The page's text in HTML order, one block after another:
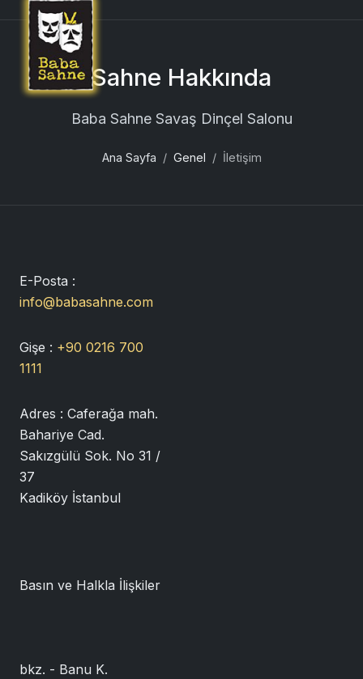
Sahne Hakkında
Baba Sahne Savaş Dinçel Salonu
Ana Sayfa Genel İletişim
E-Posta :
info@babasahne.com
Gişe : +90 0216 700
1111
Adres : Caferağa mah.
Bahariye Cad.
Sakızgülü Sok. No 31 /
37
Kadiköy İstanbul
Basın ve Halkla İlişkiler
bkz. - Banu K.